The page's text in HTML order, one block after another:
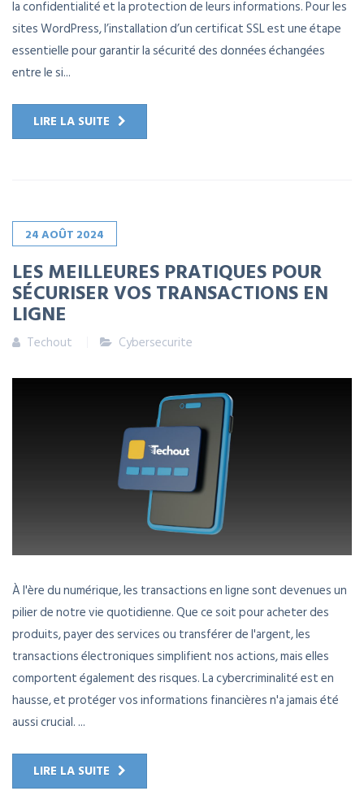
la confidentialité et la protection de leurs informations. Pour les
sites WordPress, l’installation d’un certificat SSL est une étape
essentielle pour garantir la sécurité des données échangées
entre le si...
LIRE LA SUITE
24AOÛT 2024
LES MEILLEURES PRATIQUES POUR
SÉCURISER VOS TRANSACTIONS EN
LIGNE
Techout Cybersecurite
À l'ère du numérique, les transactions en ligne sont devenues un
pilier de notre vie quotidienne. Que ce soit pour acheter des
produits, payer des services ou transférer de l'argent, les
transactions électroniques simplifient nos actions, mais elles
comportent également des risques. La cybercriminalité est en
hausse, et protéger vos informations financières n'a jamais été
aussi crucial. ...
LIRE LA SUITE